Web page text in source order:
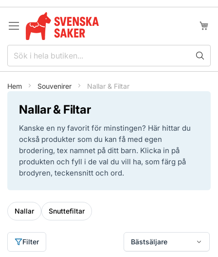
Hoppa
innehållet
Min
Hem Souvenirer Nallar & Filtar
Nallar & Filtar
Kanske en ny favorit för minstingen? Här hittar du
också produkter som du kan få med egen
brodering, tex namnet på ditt barn. Klicka in på
produkten och fyll i de val du vill ha, som färg på
brodyren, teckensnitt och ord.
Nallar Snuttefiltar
Filter